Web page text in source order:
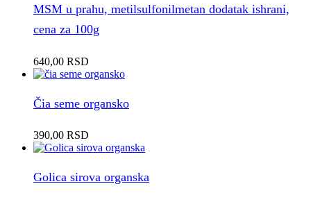
MSM u prahu, metilsulfonilmetan dodatak ishrani,
cena za 100g
640,00 RSD
Čia seme organsko
390,00 RSD
Golica sirova organska